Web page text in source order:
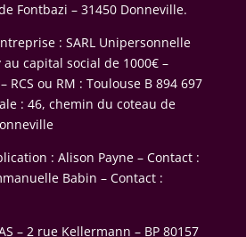
Fontbazi – 31450 Donneville.
: SARL Unipersonnelle
capital social de 1000€ –
RCS ou RM : Toulouse B 894 697
: 46, chemin du coteau de
: Alison Payne – Contact :
Babin – Contact :
– 2 rue Kellermann – BP 80157